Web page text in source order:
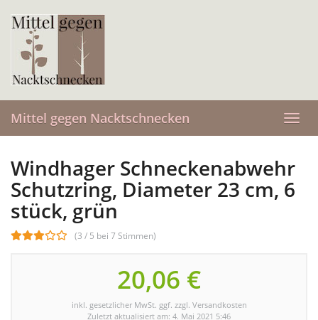
content
Mittel gegen Nacktschnecken
Windhager Schneckenabwehr
Schutzring, Diameter 23 cm, 6
stück, grün
(3 / 5 bei 7 Stimmen)
20,06 €
inkl. gesetzlicher MwSt. ggf. zzgl. Versandkosten
Zuletzt aktualisiert am: 4. Mai 2021 5:46